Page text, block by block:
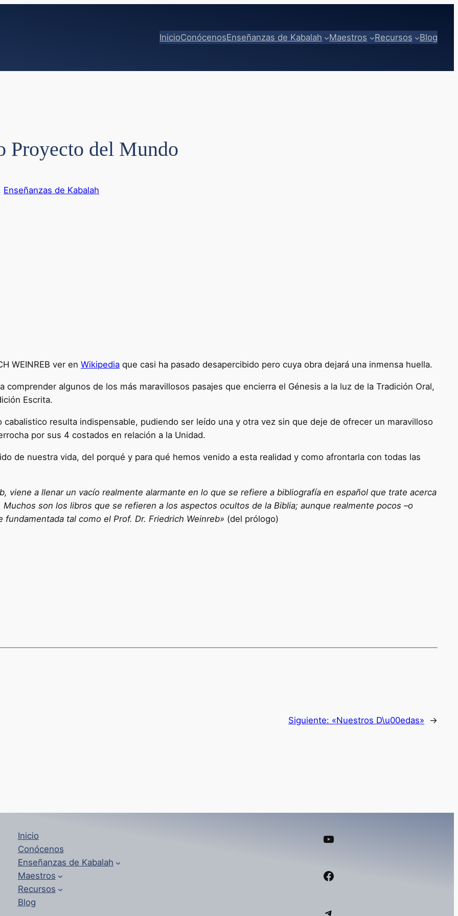
InicioConócenosEnseñanzas de Kabalah Maestros Recursos Blog
del Mundo
Enseñanzas de Kabalah
WEINREB ver en Wikipedia que casi ha pasado desapercibido pero cuya obra dejará una inmensa huella.
algunos de los más maravillosos pasajes que encierra el Génesis a la luz de la Tradición Oral,
Escrita.
resulta indispensable, pudiendo ser leído una y otra vez sin que deje de ofrecer un maravilloso
por sus 4 costados en relación a la Unidad.
de nuestra vida, del porqué y para qué hemos venido a esta realidad y como afrontarla con todas las
viene a llenar un vacío realmente alarmante en lo que se refiere a bibliografía en español que trate acerca
son los libros que se refieren a los aspectos ocultos de la Biblia; aunque realmente pocos –o
tal como el Prof. Dr. Friedrich Weinreb» (del prólogo)
Siguiente: «Nuestros D\u00edas» →
Inicio
Conócenos
Enseñanzas de Kabalah
Maestros
Recursos
Blog
YouTube
Facebook
Telegram